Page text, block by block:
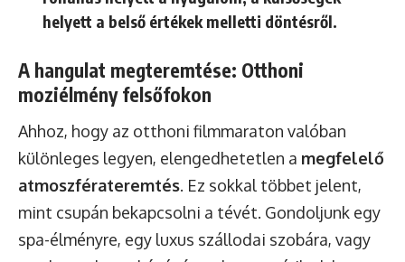
helyett a belső értékek melletti döntésről.
A hangulat megteremtése: Otthoni
moziélmény felsőfokon
Ahhoz, hogy az otthoni filmmaraton valóban
különleges legyen, elengedhetetlen a megfelelő
atmoszférateremtés. Ez sokkal többet jelent,
mint csupán bekapcsolni a tévét. Gondoljunk egy
spa-élményre, egy luxus szállodai szobára, vagy